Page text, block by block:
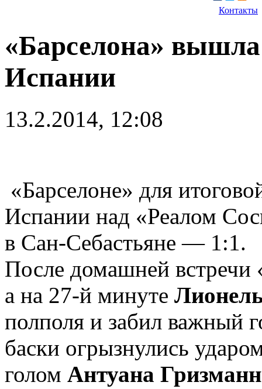
Контакты
«Барселона»
Испании
13.2.2014, 12:08
«Барселоне» для
Испании над «Реалом
в Сан-Себастьяне — 1:1.
После домашней встречи
а на 27-й минуте
полполя и забил важный
баски огрызнулись
голом Антуана